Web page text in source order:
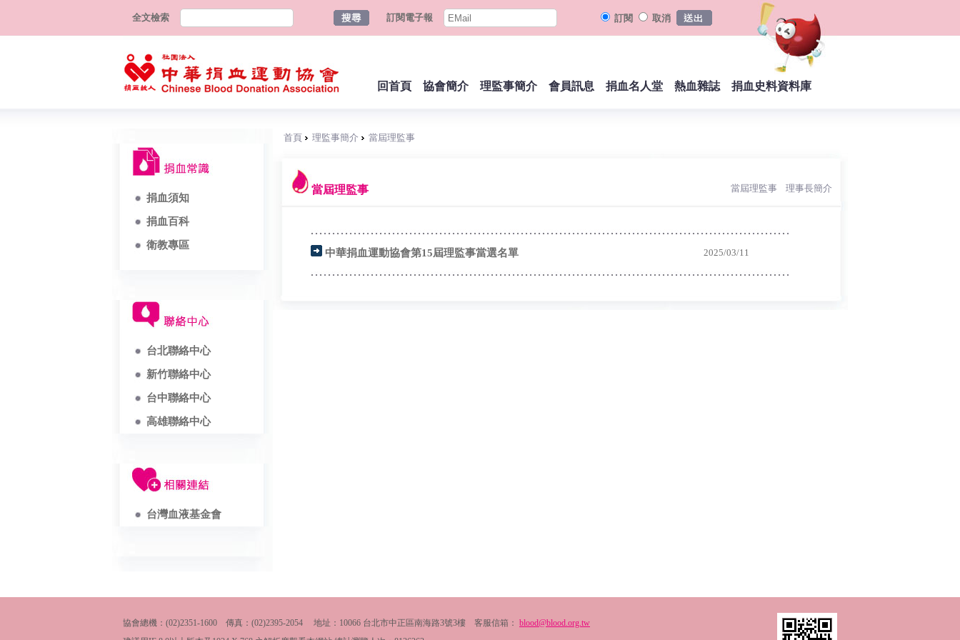
全文檢索 訂閱電子報 訂閱 取消
回首頁 協會簡介 理監事簡介 會員訊息 捐血名人堂 熱血雜誌 捐血史料資料庫
捐血須知
捐血百科
衛教專區
台北聯絡中心
新竹聯絡中心
台中聯絡中心
高雄聯絡中心
台灣血液基金會
首頁 理監事簡介 當屆理監事
當屆理監事 當屆理監事︱ 理事長簡介
中華捐血運動協會第15屆理監事當選名單 2025/03/11
協會總機：(02)2351-1600 傳真：(02)2395-2054 地址：10066 台北市中正區南海路3號3樓 客服信箱： blood@blood.org.tw